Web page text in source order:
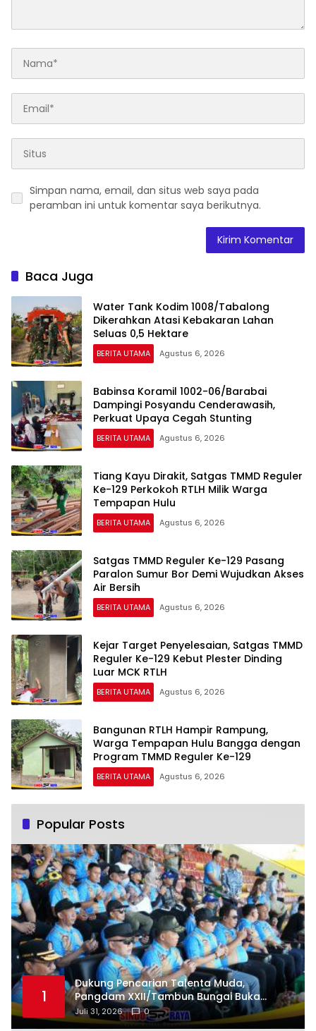
Simpan nama, email, dan situs web saya pada
peramban ini untuk komentar saya berikutnya.
Baca Juga
Water Tank Kodim 1008/Tabalong
Dikerahkan Atasi Kebakaran Lahan
Seluas 0,5 Hektare
BERITA UTAMA Agustus 6, 2026
Babinsa Koramil 1002-06/Barabai
Dampingi Posyandu Cenderawasih,
Perkuat Upaya Cegah Stunting
BERITA UTAMA Agustus 6, 2026
Tiang Kayu Dirakit, Satgas TMMD Reguler
Ke-129 Perkokoh RTLH Milik Warga
Tempapan Hulu
BERITA UTAMA Agustus 6, 2026
Satgas TMMD Reguler Ke-129 Pasang
Paralon Sumur Bor Demi Wujudkan Akses
Air Bersih
BERITA UTAMA Agustus 6, 2026
Kejar Target Penyelesaian, Satgas TMMD
Reguler Ke-129 Kebut Plester Dinding
Luar MCK RTLH
BERITA UTAMA Agustus 6, 2026
Bangunan RTLH Hampir Rampung,
Warga Tempapan Hulu Bangga dengan
Program TMMD Reguler Ke-129
BERITA UTAMA Agustus 6, 2026
Popular Posts
1
Dukung Pencarian Talenta Muda,
Pangdam XXII/Tambun Bungai Buka
Turnamen Sepak Bola Gubernur Cup
Road Pangdam Cup TA 2026
Juli 31, 2026 0